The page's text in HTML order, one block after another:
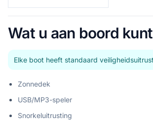
Wat u aan boord
Elke boot heeft standaard
Zonnedek
USB/MP3-speler
Snorkeluitrusting